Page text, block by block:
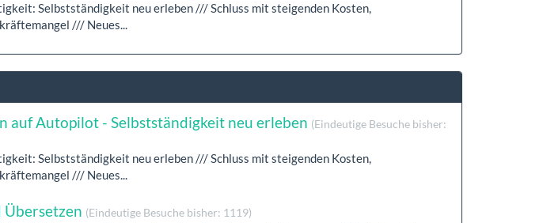
Selbstständigkeit neu erleben /// Schluss mit steigenden Kosten,
/// Neues...
auf Autopilot - Selbstständigkeit neu erleben (Eindeutige Besuche bisher:
Selbstständigkeit neu erleben /// Schluss mit steigenden Kosten,
/// Neues...
Übersetzen (Eindeutige Besuche bisher: 1119)